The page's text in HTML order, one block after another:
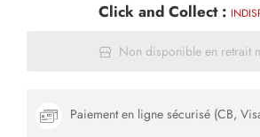
Click and Collect :
Non disponible en retrait
Paiement en ligne sécurisé (CB,